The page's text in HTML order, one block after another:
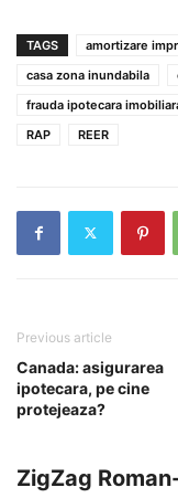
TAGS amortizare
casa zona inundabila
frauda ipotecara
RAP
REER
Previous article
Canada: asigurarea
ipotecara, pe cine
protejeaza?
ZigZag